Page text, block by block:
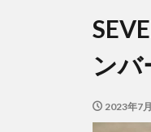
ンバ
2023年7